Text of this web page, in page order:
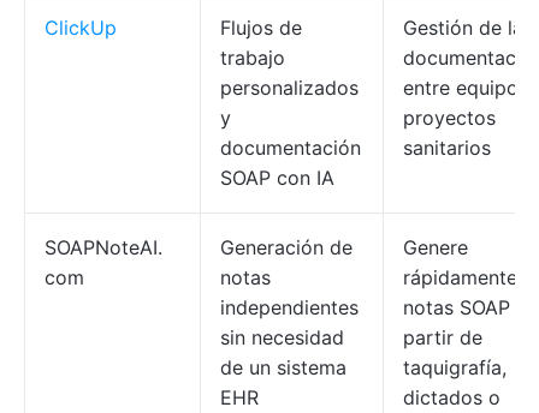
ClickUp
Flujos de
trabajo
personalizados
y
documentación
SOAP con IA
Gestión de la
entre equipos
proyectos
sanitarios
SOAPNoteAI.
com
Generación de
notas
independientes
sin necesidad
de un sistema
EHR
Genere
rápidamente
notas SOAP a
partir de
taquigrafía,
dictados o